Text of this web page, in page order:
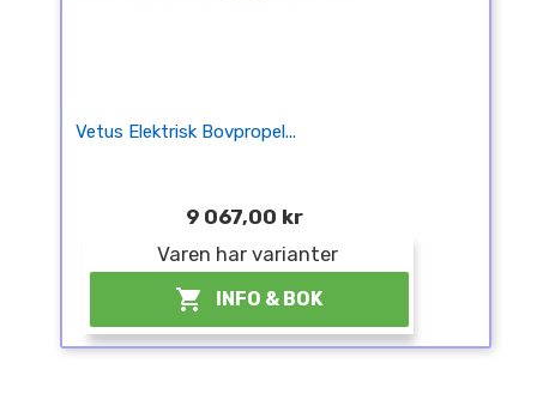
Vetus Elektrisk Bovpropel...
9 067,00 kr
Varen har varianter
¤
 INFO & BOK